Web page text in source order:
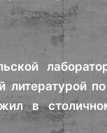
в